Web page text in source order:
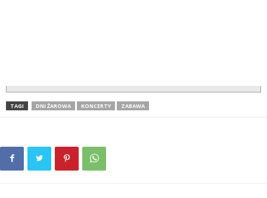
TAGI DNI ŻAROWA KONCERTY ZABAWA